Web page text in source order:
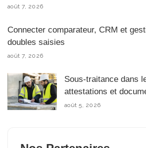
août 7, 2026
Connecter comparateur, CRM et
doubles saisies
août 7, 2026
Sous-traitance dans
attestations et
août 5, 2026